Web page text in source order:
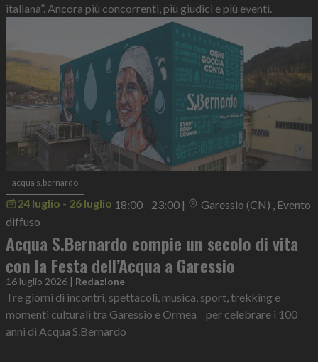
italiana”. Ancora più concorrenti, più giudici e più eventi.
acqua s.bernardo
24 luglio - 26 luglio 18:00 - 23:00 |
Garessio (CN) , Evento
diffuso
Acqua S.Bernardo compie un secolo di vita
con la Festa dell’Acqua a Garessio
16 luglio 2026 | Redazione
Tre giorni di incontri, spettacoli, musica, sport, trekking e
momenti culturali tra Garessio e Ormea per celebrare i 100
anni di Acqua S.Bernardo